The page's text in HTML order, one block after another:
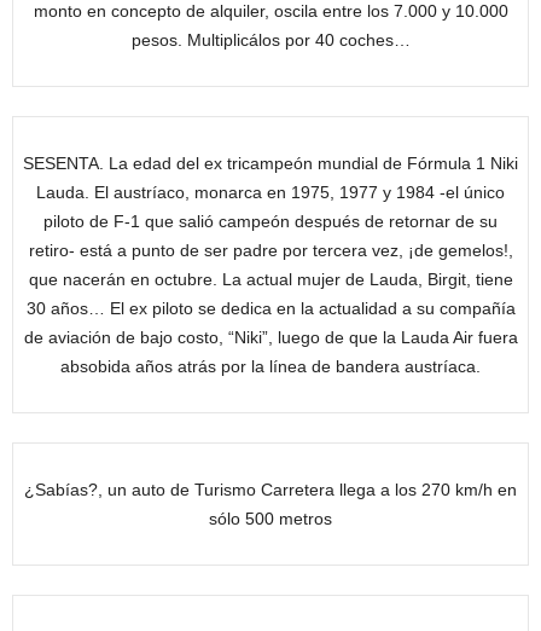
monto en concepto de alquiler, oscila entre los 7.000 y 10.000
pesos. Multiplicálos por 40 coches…
SESENTA. La edad del ex tricampeón mundial de Fórmula 1 Niki
Lauda. El austríaco, monarca en 1975, 1977 y 1984 -el único
piloto de F-1 que salió campeón después de retornar de su
retiro- está a punto de ser padre por tercera vez, ¡de gemelos!,
que nacerán en octubre. La actual mujer de Lauda, Birgit, tiene
30 años… El ex piloto se dedica en la actualidad a su compañía
de aviación de bajo costo, “Niki”, luego de que la Lauda Air fuera
absobida años atrás por la línea de bandera austríaca.
¿Sabías?, un auto de Turismo Carretera llega a los 270 km/h en
sólo 500 metros